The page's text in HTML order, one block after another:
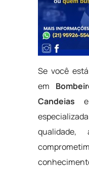
Se você
em
Candeias e
qualidade,